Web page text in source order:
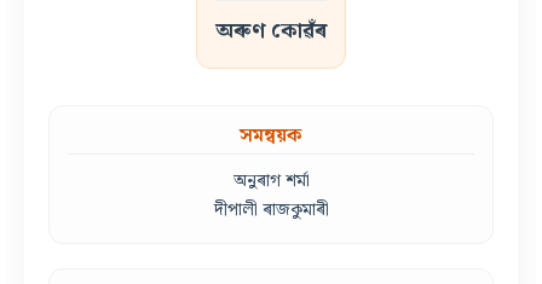
অৰুণ কোৱঁৰ
সমন্বয়ক
অনুৰাগ শৰ্মা
দীপালী ৰাজকুমাৰী